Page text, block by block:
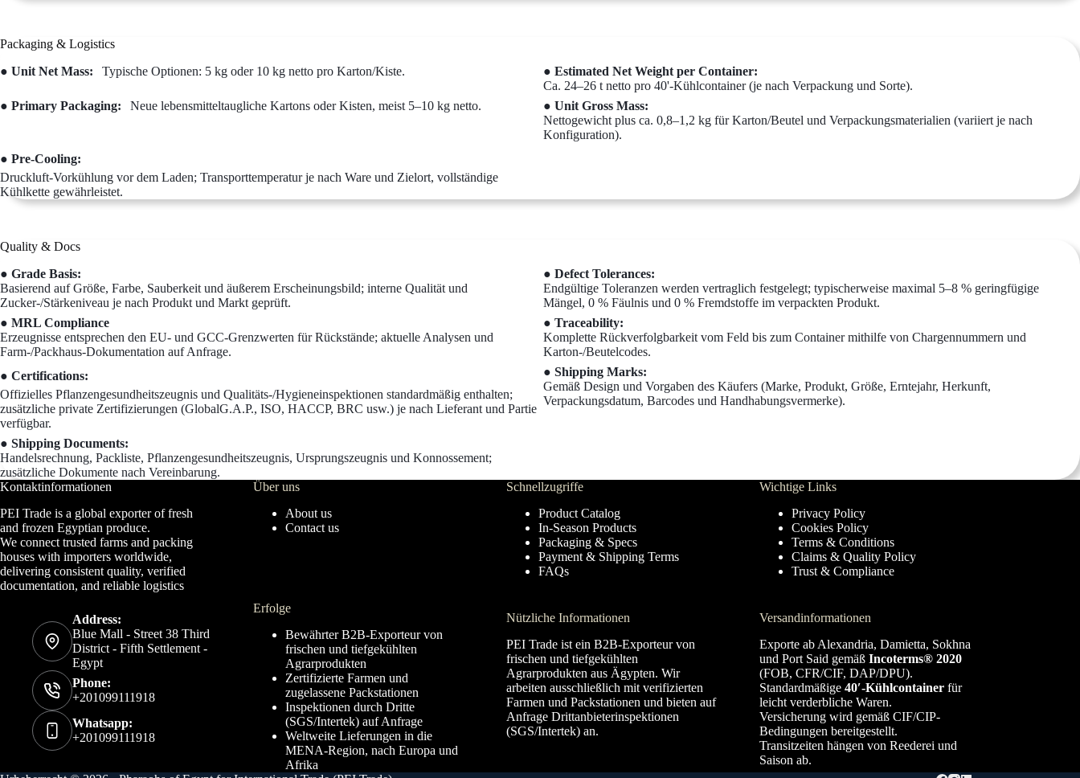
Packaging & Logistics
● Unit Net Mass:
Typische Optionen: 5 kg oder 10 kg netto pro Karton/Kiste.
● Estimated Net Weight per Container:
Ca. 24–26 t netto pro 40'-Kühlcontainer (je nach Verpackung und Sorte).
● Primary Packaging:
Neue lebensmitteltaugliche Kartons oder Kisten, meist 5–10 kg netto.
● Unit Gross Mass:
Nettogewicht plus ca. 0,8–1,2 kg für Karton/Beutel und Verpackungsmaterialien (variiert je nach
Konfiguration).
● Pre-Cooling:
Druckluft-Vorkühlung vor dem Laden; Transporttemperatur je nach Ware und Zielort, vollständige
Kühlkette gewährleistet.
Quality & Docs
● Grade Basis:
Basierend auf Größe, Farbe, Sauberkeit und äußerem Erscheinungsbild; interne Qualität und
Zucker-/Stärkeniveau je nach Produkt und Markt geprüft.
● Defect Tolerances:
Endgültige Toleranzen werden vertraglich festgelegt; typischerweise maximal 5–8 % geringfügige
Mängel, 0 % Fäulnis und 0 % Fremdstoffe im verpackten Produkt.
● MRL Compliance
Erzeugnisse entsprechen den EU- und GCC-Grenzwerten für Rückstände; aktuelle Analysen und
Farm-/Packhaus-Dokumentation auf Anfrage.
● Traceability:
Komplette Rückverfolgbarkeit vom Feld bis zum Container mithilfe von Chargennummern und
Karton-/Beutelcodes.
● Certifications:
Offizielles Pflanzengesundheitszeugnis und Qualitäts-/Hygieneinspektionen standardmäßig enthalten;
zusätzliche private Zertifizierungen (GlobalG.A.P., ISO, HACCP, BRC usw.) je nach Lieferant und Partie
verfügbar.
● Shipping Marks:
Gemäß Design und Vorgaben des Käufers (Marke, Produkt, Größe, Erntejahr, Herkunft,
Verpackungsdatum, Barcodes und Handhabungsvermerke).
● Shipping Documents:
Handelsrechnung, Packliste, Pflanzengesundheitszeugnis, Ursprungszeugnis und Konnossement;
zusätzliche Dokumente nach Vereinbarung.
Kontaktinformationen
PEI Trade is a global exporter of fresh
and frozen Egyptian produce.
We connect trusted farms and packing
houses with importers worldwide,
delivering consistent quality, verified
documentation, and reliable logistics
Address:
Blue Mall - Street 38 Third
District - Fifth Settlement -
Egypt
Phone:
+201099111918
Whatsapp:
+201099111918
Über uns
About us
Contact us
Erfolge
Bewährter B2B-Exporteur von
frischen und tiefgekühlten
Agrarprodukten
Zertifizierte Farmen und
zugelassene Packstationen
Inspektionen durch Dritte
(SGS/Intertek) auf Anfrage
Weltweite Lieferungen in die
MENA-Region, nach Europa und
Afrika
Schnellzugriffe
Product Catalog
In-Season Products
Packaging & Specs
Payment & Shipping Terms
FAQs
Nützliche Informationen
PEI Trade ist ein B2B-Exporteur von
frischen und tiefgekühlten
Agrarprodukten aus Ägypten. Wir
arbeiten ausschließlich mit verifizierten
Farmen und Packstationen und bieten auf
Anfrage Drittanbieterinspektionen
(SGS/Intertek) an.
Wichtige Links
Privacy Policy
Cookies Policy
Terms & Conditions
Claims & Quality Policy
Trust & Compliance
Versandinformationen
Exporte ab Alexandria, Damietta, Sokhna
und Port Said gemäßIncoterms® 2020
(FOB, CFR/CIF, DAP/DPU).
Standardmäßige 40′-Kühlcontainerfür
leicht verderbliche Waren.
Versicherung wird gemäß CIF/CIP-
Bedingungen bereitgestellt.
Transitzeiten hängen von Reederei und
Saison ab.